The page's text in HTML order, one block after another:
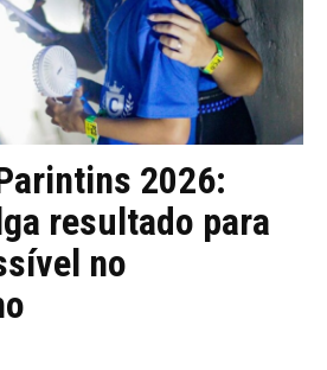
2026:
resultado para
no